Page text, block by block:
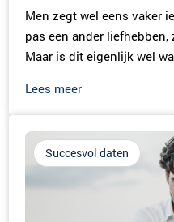
Men zegt wel eens vaker
pas een ander
Maar is dit eigenlijk wel
Lees meer
Succesvol daten